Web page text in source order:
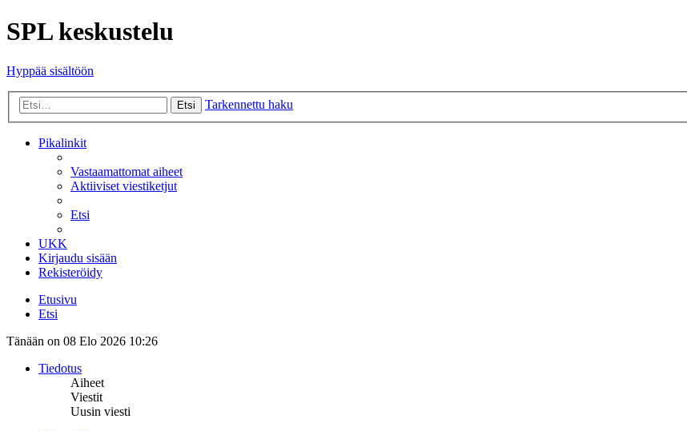
SPL keskustelu
Hyppää sisältöön
Etsi Tarkennettu haku
Pikalinkit
Vastaamattomat aiheet
Aktiiviset viestiketjut
Etsi
UKK
Kirjaudu sisään
Rekisteröidy
Etusivu
Etsi
Tänään on 08 Elo 2026 10:26
Tiedotus
Aiheet
Viestit
Uusin viesti